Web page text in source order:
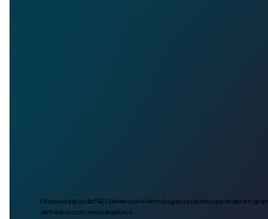
Nossa equipe de P&D desenvolve tecnologias próprias que analisam
alinhados com seus objetivos.